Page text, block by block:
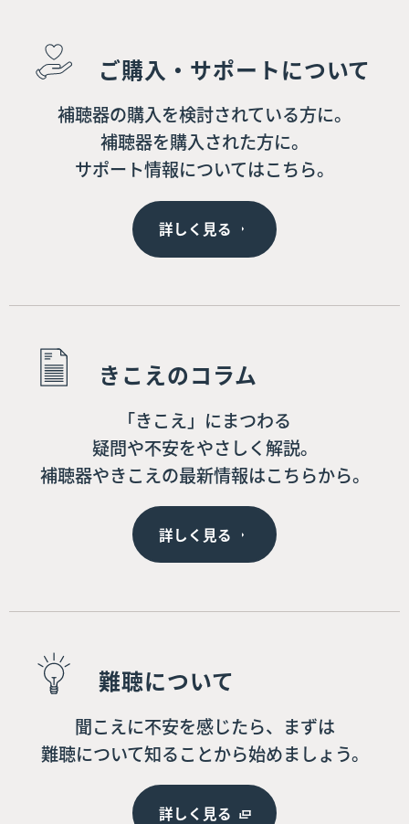
ご購入・サポートについて
補聴器の購入を検討されている方に。
補聴器を購入された方に。
サポート情報についてはこちら。
詳しく見る
きこえのコラム
「きこえ」にまつわる
疑問や不安をやさしく解説。
補聴器やきこえの最新情報はこちらから。
詳しく見る
難聴について
聞こえに不安を感じたら、まずは
難聴について知ることから始めましょう。
詳しく見る